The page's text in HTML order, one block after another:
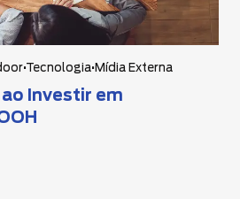
•Tecnologia•Mídia Externa
Investir em